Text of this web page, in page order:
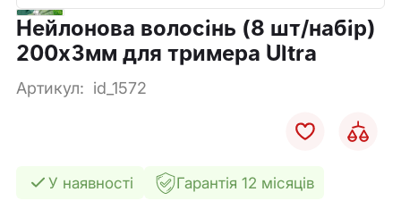
Нейлонова волосінь (8 шт/набір)
200х3мм для тримера Ultra
Артикул: id_1572
У наявності Гарантія 12 місяців